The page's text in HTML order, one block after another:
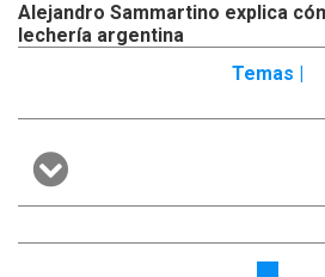
Alejandro Sammartino explica
lechería argentina
Temas |